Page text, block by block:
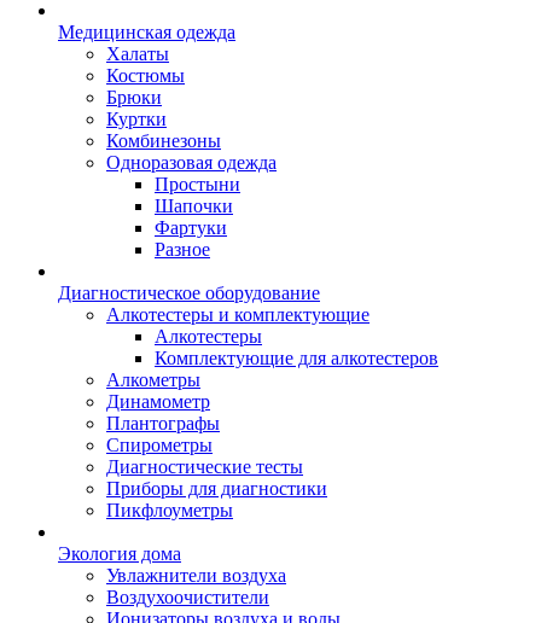
Медицинская одежда
Халаты
Костюмы
Брюки
Куртки
Комбинезоны
Одноразовая одежда
Простыни
Шапочки
Фартуки
Разное
Диагностическое оборудование
Алкотестеры и комплектующие
Алкотестеры
Комплектующие для алкотестеров
Алкометры
Динамометр
Плантографы
Спирометры
Диагностические тесты
Приборы для диагностики
Пикфлоуметры
Экология дома
Увлажнители воздуха
Воздухоочистители
Ионизаторы воздуха и воды